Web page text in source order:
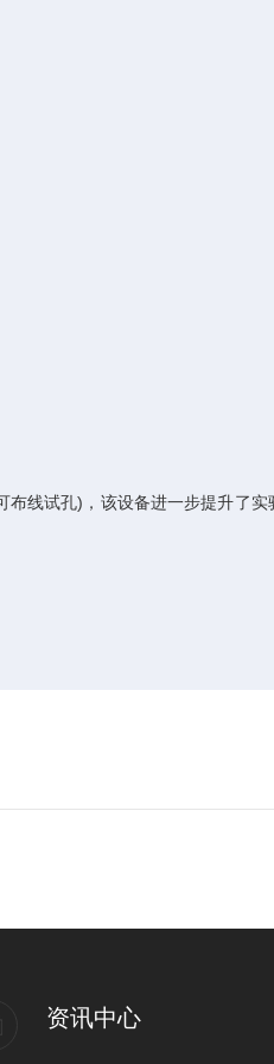
试孔)，该设备进一步提升了
资讯中心